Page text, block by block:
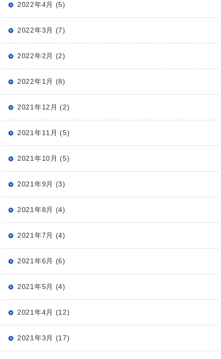
2022年4月 (5)
2022年3月 (7)
2022年2月 (2)
2022年1月 (8)
2021年12月 (2)
2021年11月 (5)
2021年10月 (5)
2021年9月 (3)
2021年8月 (4)
2021年7月 (4)
2021年6月 (6)
2021年5月 (4)
2021年4月 (12)
2021年3月 (17)